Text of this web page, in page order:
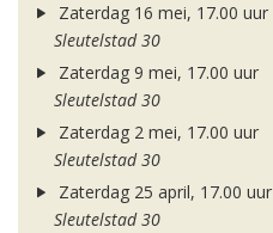
Zaterdag 16 mei, 17.00 uur
Sleutelstad 30
Zaterdag 9 mei, 17.00 uur
Sleutelstad 30
Zaterdag 2 mei, 17.00 uur
Sleutelstad 30
Zaterdag 25 april, 17.00 uur
Sleutelstad 30